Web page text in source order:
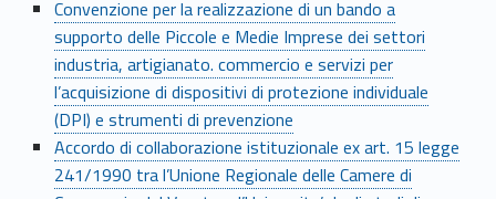
0
Convenzione per la realizzazione di un bando a
supporto delle Piccole e Medie Imprese dei settori
industria, artigianato. commercio e servizi per
l’acquisizione di dispositivi di protezione individuale
(DPI) e strumenti di prevenzione
Accordo di collaborazione istituzionale ex art. 15 legge
241/1990 tra l’Unione Regionale delle Camere di